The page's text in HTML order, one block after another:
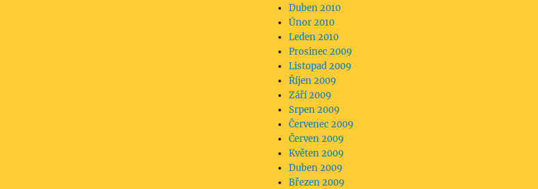
Duben 2010
Únor 2010
Leden 2010
Prosinec 2009
Listopad 2009
Říjen 2009
Září 2009
Srpen 2009
Červenec 2009
Červen 2009
Květen 2009
Duben 2009
Březen 2009